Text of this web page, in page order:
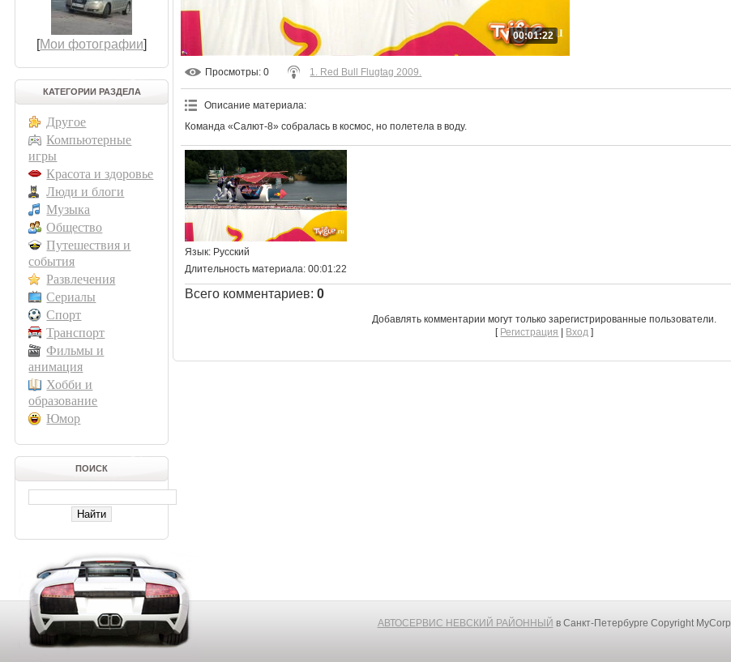
[Мои фотографии]
КАТЕГОРИИ РАЗДЕЛА
Другое
Компьютерные
игры
Красота и здоровье
Люди и блоги
Музыка
Общество
Путешествия и
события
Развлечения
Сериалы
Спорт
Транспорт
Фильмы и
анимация
Хобби и
образование
Юмор
ПОИСК
00:01:22
Просмотры: 0 1. Red Bull Flugtag 2009.
Описание материала:
Команда «Салют-8» собралась в космос, но полетела в воду.
Язык: Русский
Длительность материала: 00:01:22
Всего комментариев:0
Добавлять комментарии могут только зарегистрированные пользователи.
[ Регистрация | Вход ]
АВТОСЕРВИС НЕВСКИЙ РАЙОННЫЙ в Санкт-Петербурге Copyright MyCorp